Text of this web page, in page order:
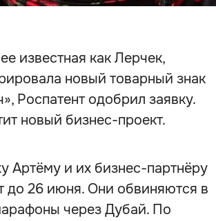
известная как Лерчек,
новый товарный знак
Роспатент одобрил заявку.
новый бизнес-проект.
и их бизнес-партнёру
26 июня. Они обвиняются в
через Дубай. По